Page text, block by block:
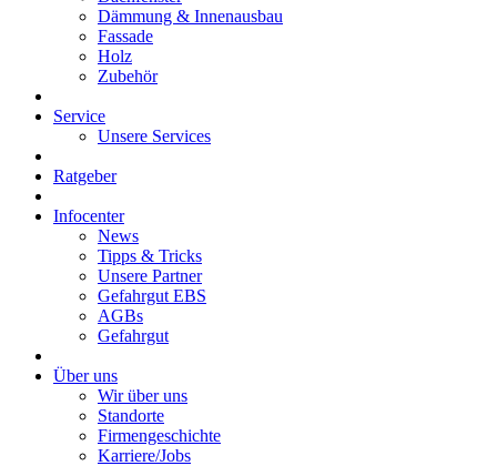
Dämmung & Innenausbau
Fassade
Holz
Zubehör
Service
Unsere Services
Ratgeber
Infocenter
News
Tipps & Tricks
Unsere Partner
Gefahrgut EBS
AGBs
Gefahrgut
Über uns
Wir über uns
Standorte
Firmengeschichte
Karriere/Jobs